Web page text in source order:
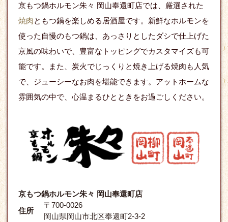
京もつ鍋ホルモン朱々 岡山奉還町店では、厳選された
焼肉ともつ鍋を楽しめる居酒屋です。新鮮なホルモンを
使った自慢のもつ鍋は、あっさりとしたダシで仕上げた
京風の味わいで、豊富なトッピングでカスタマイズも可
能です。また、炭火でじっくりと焼き上げる焼肉も人気
で、ジューシーなお肉を堪能できます。アットホームな
雰囲気の中で、心温まるひとときをお過ごしください。
京もつ鍋ホルモン朱々 岡山奉還町店
住所
〒700-0026
岡山県岡山市北区奉還町2-3-2